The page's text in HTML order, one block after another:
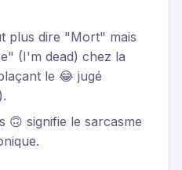
plus dire "Mort" mais
(I'm dead) chez la
le 😂 jugé
🙃 signifie le sarcasme